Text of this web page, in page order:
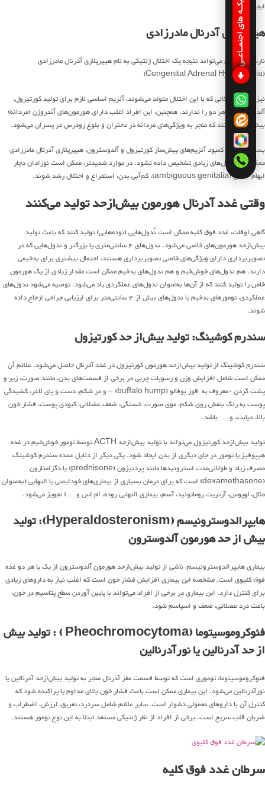
ایجاد شود.
هیپرپلازی آدرنال مادرزادی
نارسایی آدرنال می‌تواند نتیجه یک اختلال ژنتیکی به نام هیپرپلازی آدرنال مادرزادی
(Congenital Adrenal Hyperplasia)
نیز باشد. کودکانی که با این اختلال متولد می‌شوند، آنزیم اساسی لازم برای تولید کورتیزول،
آلدوسترون یا هر دو را ندارند. همچنین، این افراد اغلب دارای هورمون‌های آندروژن (مردانه)
بیش‌ازحد هستند که منجر به ویژگی‌های مردانه در دختران و بلوغ زودرس در پسران می‌شود.
بسته به شدت کمبود آنزیم‌های پیش‌ساز کورتیزول و آلدوسترون، هیپرپلازی آدرنال مادرزادی
ممکن است سال‌های زیادی تشخیص داده نشود. در موارد شدیدتر، ممکن است نوزادان دچار
ابهام جنسی (ambiguous genitalia)، کم‌آبی بدن، استفراغ و اختلال رشد شوند.
وقتی غدد آدرنال هورمون بیش‌ازحد تولید می‌کنند
گاهی اوقات، غدد فوق کلیه ممکن است نُدول‌هایی (توده‌هایی) تولید کنند که باعث تولید
بیش‌ازحد هورمون‌های خاصی می‌شود. ندول‌های ۴ سانتی‌متری یا بزرگتر و ندول‌هایی که در
تصویربرداری دارای ویژگی‌های خاصی تصویربرداری هستند، احتمال بیشتری برای بدخیمی
دارند. هم ندول‌های خوش‌خیم و هم ندول‌های بدخیم ممکن است مقدار زیادی از یک هورمون
خاص را تولید کنند که از آن‌ها به‌عنوان ندول‌های عملکردی یاد می‌شود. توصیه می‌شود ندول‌های
عملکردی، تومورهای بدخیم یا ندول‌های بیش از ۴ سانتی‌متر برای ارزیابی جراحی ارجاع داده
شوند.
سندرم کوشینگ: تولید بیش‌از حد کورتیزول
سندرم کوشینگ از تولید بیش‌ازحد هورمون کورتیزول در غدد آدرنال حاصل می‌شود. علائم آن
ممکن است شامل افزایش وزن و رسوبات چربی در برخی از قسمت‌های بدن، مانند صورت، زیر و
پشت گردن -معروف به قوز بوفالو (buffalo hump) – و در شکم، دست و پای لاغر، کشیدگی
پوست به رنگ بنفش روی شکم، موی صورت، خستگی، ضعف عضلانی، کبودی پوست، فشار خون
بالا، دیابت، و … باشد.
تولید بیش‌ازحد کورتیزول می‌تواند با تولید بیش‌ازحد ACTH توسط تومور خوش‌خیم در غده
هیپوفیز یا تومور در جای دیگری از بدن ایجاد شود. یکی دیگر از دلایل عمده سندرم کوشینگ،
مصرف زیاد و طولانی‌مدت استروئیدها مانند پردنیزون (prednisone) یا دگزامتازون
(dexamethasone) است که برای درمان بسیاری از بیماری‌های خودایمنی یا التهابی (به‌عنوان
مثال، لوپوس، آرتریت روماتوئید، آسم، بیماری التهابی روده، ام اس و …) تجویز می‌شود.
هایپرالدوسترونیسم (Hyperaldosteronism): تولید
بیش از حد هورمون آلدوسترون
بیماری هایپرالدوسترونیسم، ناشی از تولید بیش‌ازحد هورمون آلدوسترون از یک یا هر دو غده
فوق کلیوی است. مشخصه این بیماری افزایش فشار خون است که اغلب نیاز به داروهای زیادی
برای کنترل دارد. این بیماری در برخی از افراد می‌تواند با پایین آوردن سطح پتاسیم در خون،
باعث درد عضلانی، ضعف و اسپاسم شود.
فئوکروموسیتوما (Pheochromocytoma ) : تولید بیش
از حد آدرنالین یا نورآدرنالین
فئوکروموسیتوما، توموری است که توسط قسمت مغز آدرنال منجر به تولید بیش‌ازحد آدرنالین یا
نورآدرنالین می‌شود. این بیماری ممکن است باعث فشار خون بالای مداوم یا پراکنده شود که
کنترل آن با داروهای معمولی دشوار است. سایر علائم شامل سردرد، تعریق، لرزش، اضطراب و
ضربان قلب سریع است. برخی از افراد از نظر ژنتیکی مستعد ابتلا به این نوع تومور هستند.
سرطان غدد فوق کلیه
شبکـه های اجتمـاعـی